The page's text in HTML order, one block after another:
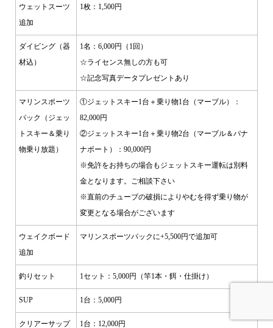
ウェットスーツ
追加
1枚：1,500円
ダイビング（器
材込）
1名：6,000円（1回）
☆ライセンス無しの方も可
☆記念写真データプレゼントあり
マリンスポーツ
パック（ジェッ
トスキー＆乗り
物乗り放題）
①ジェットスキー1台＋乗り物1台（マーブル）：
82,000円
②ジェットスキー1台＋乗り物2台（マーブル＆バナ
ナボート）：90,000円
※免許をお持ちの場合もジェットスキー運転は別料
金となります。ご相談下さい
※直前のチューブの破損によりやむを得ず乗り物が
変更となる場合がございます
ウェイクボード
追加
マリンスポーツパックに+5,500円で追加可
釣りセット 1セット：5,000円（竿1本・餌・仕掛け）
SUP 1台：5,000円
クリアーサップ 1台：12,000円